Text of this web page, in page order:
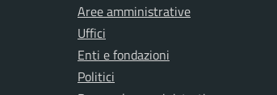
Aree amministrative
Uffici
Enti e fondazioni
Politici